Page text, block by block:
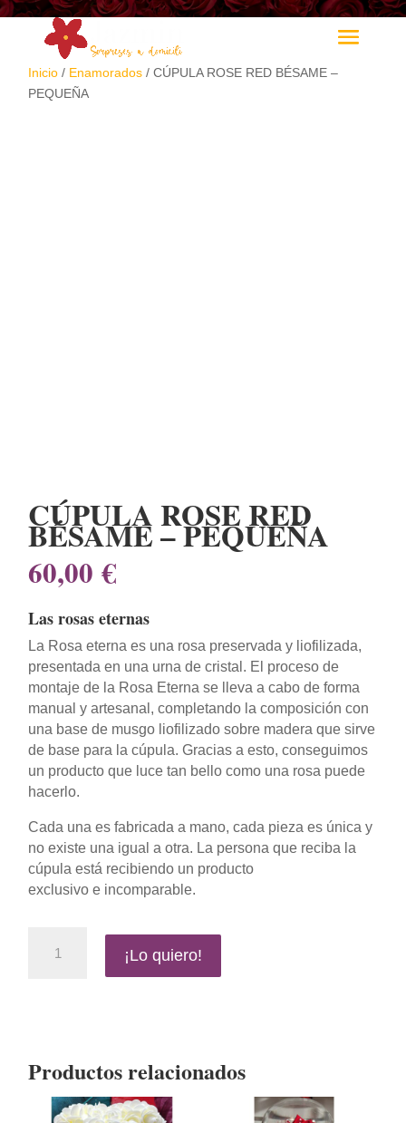
Inicio / Enamorados / CÚPULA ROSE RED BÉSAME –
PEQUEÑA
CÚPULA ROSE RED
BÉSAME – PEQUEÑA
60,00€
Las rosas eternas
La Rosa eterna es una rosa preservada y liofilizada,
presentada en una urna de cristal. El proceso de
montaje de la Rosa Eterna se lleva a cabo de forma
manual y artesanal, completando la composición con
una base de musgo liofilizado sobre madera que sirve
de base para la cúpula. Gracias a esto, conseguimos
un producto que luce tan bello como una rosa puede
hacerlo.
Cada una es fabricada a mano, cada pieza es única y
no existe una igual a otra. La persona que reciba la
cúpula está recibiendo un producto
exclusivo e incomparable.
ROSE
cantidad
¡Lo quiero!
Productos relacionados